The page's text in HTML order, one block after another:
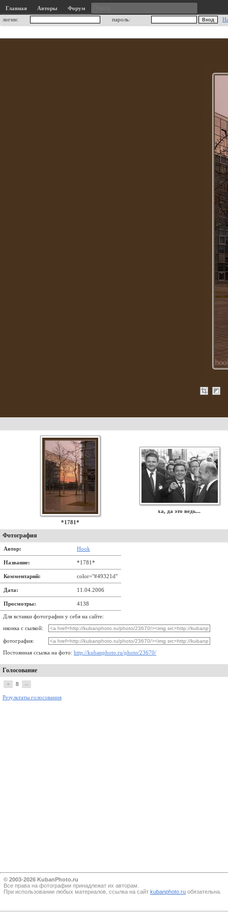
Главная Авторы
Форум
логин:
пароль:
*1781*
ха, да это ведь...
Фотография
Автор: Hook
Название: *1781*
Комментарий: color="#49321d"
Дата: 11.04.2006
Просмотры: 4138
Для вставки фотографии у себя на сайте:
иконка с сылкой:
фотография:
Постоянная ссылка на фото: http://kubanphoto.ru/photo/23670/
Голосование
+ 8 –
Результаты голосования
© 2003-2026 KubanPhoto.ru
Все прaва на фотографии принадлежат их авторам.
При использовании любых материалов, ссылка на сайт kubanphoto.ru обязательна.